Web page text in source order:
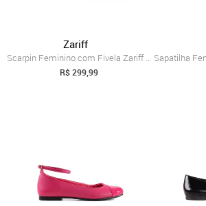
Zariff
Scarpin Feminino com Fivela Zariff 5249....
R$ 299,99